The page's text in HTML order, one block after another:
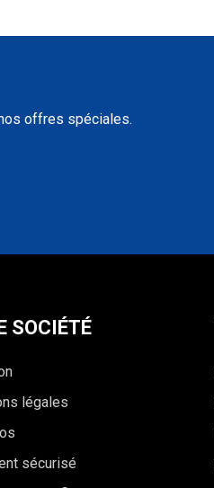
offres spéciales.
SOCIÉTÉ
légales
sécurisé